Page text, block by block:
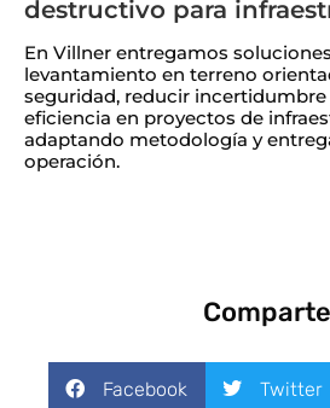
destructivo para
En Villner entregamos
levantamiento en terreno
seguridad, reducir
eficiencia en proyectos de
adaptando metodología y
operación.
Facebook Twitter